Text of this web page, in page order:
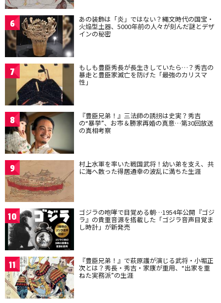
6 あの装飾は「炎」ではない？縄文時代の国宝・
火焔型土器、5000年前の人々が刻んだ謎とデザ
インの秘密
7 もしも豊臣秀長が長生きしていたら…？秀吉の
暴走と豊臣家滅亡を防げた「最強のカリスマ
性」
8 『豊臣兄弟！』三法師の誘拐は史実？秀吉
の“暴挙”、お市＆勝家再婚の真意…第30回放送
の真相考察
9 村上水軍を率いた戦国武将！幼い弟を支え、共
に海へ散った得居通幸の波乱に満ちた生涯
10 ゴジラの咆哮で目覚める朝…1954年公開『ゴジ
ラ』の貴重音源を搭載した「ゴジラ音声目覚ま
し時計」が新発売
11 『豊臣兄弟！』で萩原護が演じる武将・小堀正
次とは？秀長・秀吉・家康が重用、“出家を重
ねた実務派”の生涯